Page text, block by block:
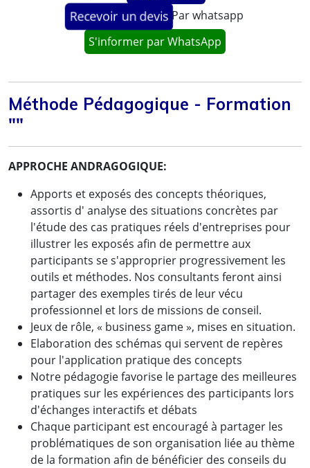
Recevoir un devis Par whatsapp
S'informer par WhatsApp
Méthode Pédagogique - Formation
""
APPROCHE ANDRAGOGIQUE:
Apports et exposés des concepts théoriques,
assortis d' analyse des situations concrètes par
l'étude des cas pratiques réels d'entreprises pour
illustrer les exposés afin de permettre aux
participants se s'approprier progressivement les
outils et méthodes. Nos consultants feront ainsi
partager des exemples tirés de leur vécu
professionnel et lors de missions de conseil.
Jeux de rôle, « business game », mises en situation.
Elaboration des schémas qui servent de repères
pour l'application pratique des concepts
Notre pédagogie favorise le partage des meilleures
pratiques sur les expériences des participants lors
d'échanges interactifs et débats
Chaque participant est encouragé à partager les
problématiques de son organisation liée au thème
de la formation afin de bénéficier des conseils du